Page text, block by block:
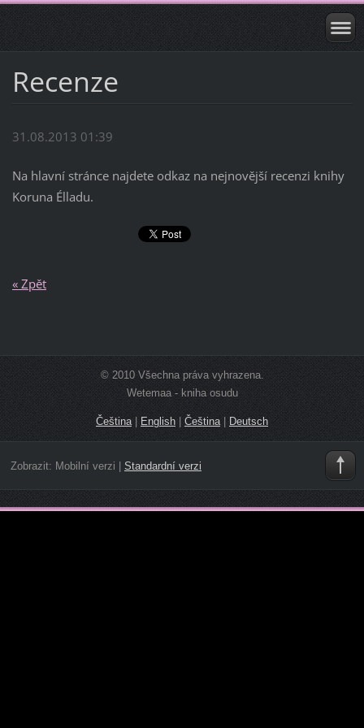
Recenze
31.08.2013 01:39
Na hlavní stránce najdete odkaz na nejnovější recenzi knihy
Koruna Élladu.
« Zpět
© 2010 Všechna práva vyhrazena.
Wetemaa - kniha osudu
Čeština| English | Čeština | Deutsch
Zobrazit: Mobilní verzi Standardní verzi